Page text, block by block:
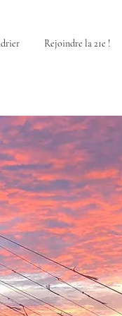
Rejoindre la 21e !